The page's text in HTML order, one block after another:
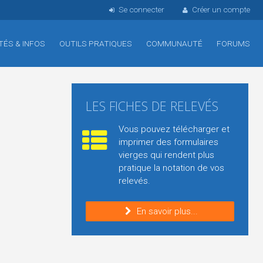
Se connecter Créer un compte
& INFOS OUTILS PRATIQUES COMMUNAUTÉ FORUMS
LES FICHES DE RELEVÉS
Vous pouvez télécharger et
imprimer des formulaires
vierges qui rendent plus
pratique la notation de vos
relevés.
En savoir plus...